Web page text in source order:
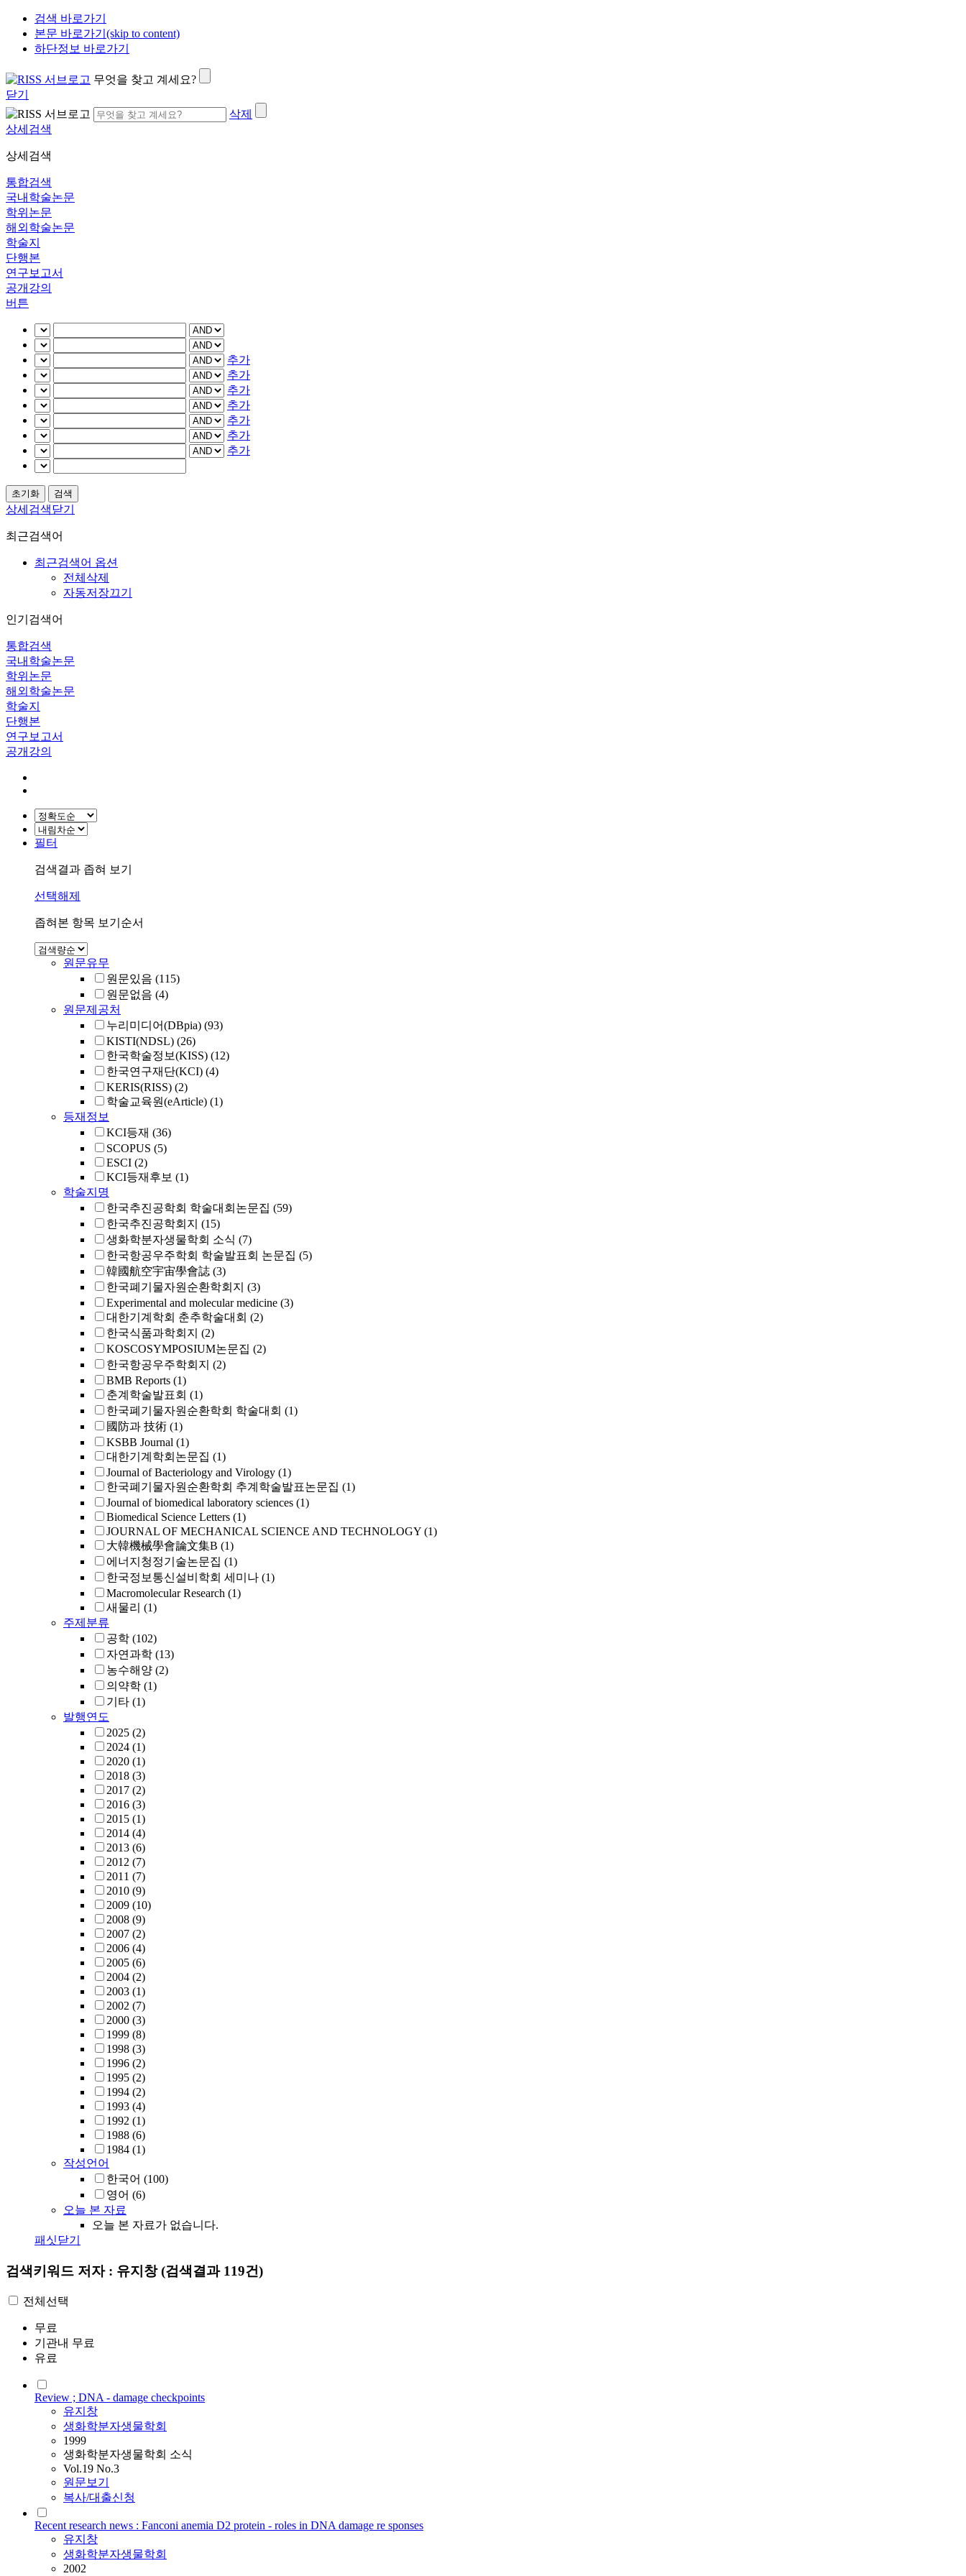
검색 바로가기
본문 바로가기(skip to content)
하단정보 바로가기
무엇을 찾고 계세요?
닫기
삭제
상세검색
상세검색
통합검색
국내학술논문
학위논문
해외학술논문
학술지
단행본
연구보고서
공개강의
버튼
추가
추가
추가
추가
추가
추가
추가
상세검색닫기
최근검색어
최근검색어 옵션
전체삭제
자동저장끄기
인기검색어
통합검색
국내학술논문
학위논문
해외학술논문
학술지
단행본
연구보고서
공개강의
필터
검색결과 좁혀 보기
선택해제
좁혀본 항목 보기순서
원문유무
원문있음 (115)
원문없음 (4)
원문제공처
누리미디어(DBpia) (93)
KISTI(NDSL) (26)
한국학술정보(KISS) (12)
한국연구재단(KCI) (4)
KERIS(RISS) (2)
학술교육원(eArticle) (1)
등재정보
KCI등재 (36)
SCOPUS (5)
ESCI (2)
KCI등재후보 (1)
학술지명
한국추진공학회 학술대회논문집 (59)
한국추진공학회지 (15)
생화학분자생물학회 소식 (7)
한국항공우주학회 학술발표회 논문집 (5)
韓國航空宇宙學會誌 (3)
한국폐기물자원순환학회지 (3)
Experimental and molecular medicine (3)
대한기계학회 춘추학술대회 (2)
한국식품과학회지 (2)
KOSCOSYMPOSIUM논문집 (2)
한국항공우주학회지 (2)
BMB Reports (1)
춘계학술발표회 (1)
한국폐기물자원순환학회 학술대회 (1)
國防과 技術 (1)
KSBB Journal (1)
대한기계학회논문집 (1)
Journal of Bacteriology and Virology (1)
한국폐기물자원순환학회 추계학술발표논문집 (1)
Journal of biomedical laboratory sciences (1)
Biomedical Science Letters (1)
JOURNAL OF MECHANICAL SCIENCE AND TECHNOLOGY (1)
大韓機械學會論文集B (1)
에너지청정기술논문집 (1)
한국정보통신설비학회 세미나 (1)
Macromolecular Research (1)
새물리 (1)
주제분류
공학 (102)
자연과학 (13)
농수해양 (2)
의약학 (1)
기타 (1)
발행연도
2025 (2)
2024 (1)
2020 (1)
2018 (3)
2017 (2)
2016 (3)
2015 (1)
2014 (4)
2013 (6)
2012 (7)
2011 (7)
2010 (9)
2009 (10)
2008 (9)
2007 (2)
2006 (4)
2005 (6)
2004 (2)
2003 (1)
2002 (7)
2000 (3)
1999 (8)
1998 (3)
1996 (2)
1995 (2)
1994 (2)
1993 (4)
1992 (1)
1988 (6)
1984 (1)
작성언어
한국어 (100)
영어 (6)
오늘 본 자료
오늘 본 자료가 없습니다.
패싯닫기
검색키워드 저자 : 유지창(검색결과 119건)
전체선택
무료
기관내 무료
유료
Review ; DNA - damage checkpoints
유지창
생화학분자생물학회
1999
생화학분자생물학회 소식
Vol.19 No.3
원문보기
복사/대출신청
Recent research news : Fanconi anemia D2 protein - roles in DNA damage re sponses
유지창
생화학분자생물학회
2002